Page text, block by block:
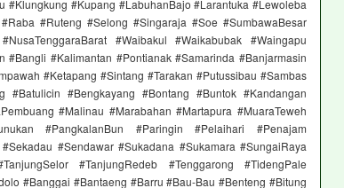
#Klungkung #Kupang #LabuhanBajo #Larantuka #Lewoleba
#Ruteng #Selong #Singaraja #Soe #SumbawaBesar
#Waibakul #Waikabubak #Waingapu
#Kalimantan #Pontianak #Samarinda #Banjarmasin
#Ketapang #Sintang #Tarakan #Putussibau #Sambas
#Batulicin #Bengkayang #Bontang #Buntok #Kandangan
#Malinau #Marabahan #Martapura #MuaraTeweh
#PangkalanBun #Paringin #Pelaihari #Penajam
#Sendawar #Sukadana #Sukamara #SungaiRaya
#TanjungRedeb #Tenggarong #TidengPale
#Banggai #Bantaeng #Barru #Bau-Bau #Benteng #Bitung